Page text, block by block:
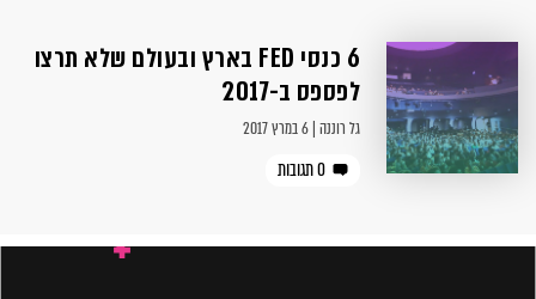
6 כנסי FED בארץ ובעולם שלא תרצו
לפספס ב-2017
גל רוננה | 6 במרץ 2017
0 תגובות